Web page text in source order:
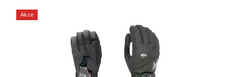
Akce